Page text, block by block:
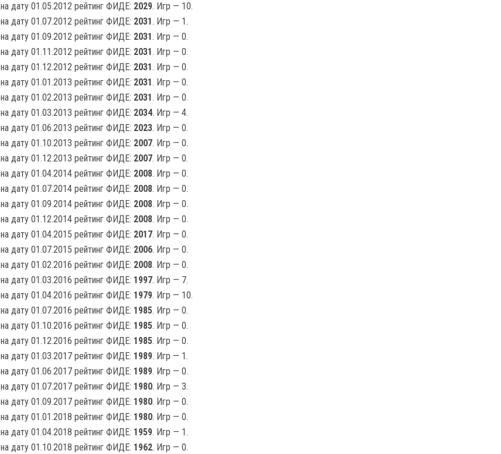
на дату 01.05.2012 рейтинг ФИДЕ: 2029. Игр — 10.
на дату 01.07.2012 рейтинг ФИДЕ: 2031. Игр — 1.
на дату 01.09.2012 рейтинг ФИДЕ: 2031. Игр — 0.
на дату 01.11.2012 рейтинг ФИДЕ: 2031. Игр — 0.
на дату 01.12.2012 рейтинг ФИДЕ: 2031. Игр — 0.
на дату 01.01.2013 рейтинг ФИДЕ: 2031. Игр — 0.
на дату 01.02.2013 рейтинг ФИДЕ: 2031. Игр — 0.
на дату 01.03.2013 рейтинг ФИДЕ: 2034. Игр — 4.
на дату 01.06.2013 рейтинг ФИДЕ: 2023. Игр — 0.
на дату 01.10.2013 рейтинг ФИДЕ: 2007. Игр — 0.
на дату 01.12.2013 рейтинг ФИДЕ: 2007. Игр — 0.
на дату 01.04.2014 рейтинг ФИДЕ: 2008. Игр — 0.
на дату 01.07.2014 рейтинг ФИДЕ: 2008. Игр — 0.
на дату 01.09.2014 рейтинг ФИДЕ: 2008. Игр — 0.
на дату 01.12.2014 рейтинг ФИДЕ: 2008. Игр — 0.
на дату 01.04.2015 рейтинг ФИДЕ: 2017. Игр — 0.
на дату 01.07.2015 рейтинг ФИДЕ: 2006. Игр — 0.
на дату 01.02.2016 рейтинг ФИДЕ: 2008. Игр — 0.
на дату 01.03.2016 рейтинг ФИДЕ: 1997. Игр — 7.
на дату 01.04.2016 рейтинг ФИДЕ: 1979. Игр — 10.
на дату 01.07.2016 рейтинг ФИДЕ: 1985. Игр — 0.
на дату 01.10.2016 рейтинг ФИДЕ: 1985. Игр — 0.
на дату 01.12.2016 рейтинг ФИДЕ: 1985. Игр — 0.
на дату 01.03.2017 рейтинг ФИДЕ: 1989. Игр — 1.
на дату 01.06.2017 рейтинг ФИДЕ: 1989. Игр — 0.
на дату 01.07.2017 рейтинг ФИДЕ: 1980. Игр — 3.
на дату 01.09.2017 рейтинг ФИДЕ: 1980. Игр — 0.
на дату 01.01.2018 рейтинг ФИДЕ: 1980. Игр — 0.
на дату 01.04.2018 рейтинг ФИДЕ: 1959. Игр — 1.
на дату 01.10.2018 рейтинг ФИДЕ: 1962. Игр — 0.